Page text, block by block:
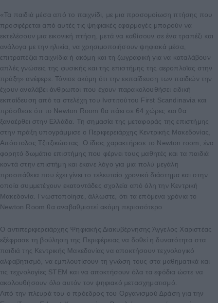
«Τα παιδιά μέσα από το παιχνίδι, με μια προσομοίωση πτήσης που
προσφέρεται από αυτές τις ψηφιακές εφαρμογές μπορούν να
εκτελέσουν μια εικονική πτήση, μετά να καθίσουν σε ένα τραπέζι και
ανάλογα με την ηλικία, να χρησιμοποιήσουν ψηφιακά μέσα,
επιτραπέζια παιχνίδια ή ακόμη και τη ζωγραφική για να καταλάβουν
απλές γνώσεις της φυσικής και της επιστήμης της αεροπλοϊας στην
πράξη» ανέφερε. Τόνισε ακόμη ότι την εκπαίδευση των παιδιών την
έχουν αναλάβει άνθρωποι που έχουν παρακολουθήσει ειδική
εκπαίδευση από τα στελέχη του Ινστιτούτου First Scandinavia και
πρόσθεσε ότι το Newton Room θα πάει σε 64 χώρες και θα
ξαναέρθει στην Ελλάδα. Τη σημασία της μεταφοράς της επιστήμης
στην πράξη υπογράμμισε ο Περιφερειάρχης Κεντρικής Μακεδονίας,
Απόστολος Τζιτζικώστας. Ο ίδιος χαρακτήρισε το Newton room, ένα
φορητό δωμάτιο επιστήμης που φέρνει τους μαθητές και τα παιδιά
κοντά στην επιστήμη και έκανε λόγο για μια πολύ μεγάλη
προσπάθεια που έχει γίνει το τελευταίο χρονικό διάστημα και στην
οποία συμμετέχουν εκατοντάδες σχολεία από όλη την Κεντρική
Μακεδονία. Γνωστοποίησε, άλλωστε, ότι τα επόμενα χρόνια το
Newton Room θα αναβαθμιστεί ακόμη περισσότερο.
Ο αντιπεριφερειάρχης Ψηφιακής Διακυβέρνησης Άγγελος Χαριστέας
εξέφρασε τη βούληση της Περιφέρειας να δοθεί η δυνατότητα στα
παιδιά της Κεντρικής Μακεδονίας να αποκτήσουν τεχνολογικό
αλφαβητισμό, να εμπλουτίσουν τη γνώση τους στα μαθηματικά και
τις τεχνολογίες STEM και να αποκτήσουν όλα τα εφόδια ώστε να
ακολουθήσουν όλο αυτόν τον ψηφιακό μετασχηματισμό.
Από την πλευρά του ο πρόεδρος του Οργανισμού Δράση για την